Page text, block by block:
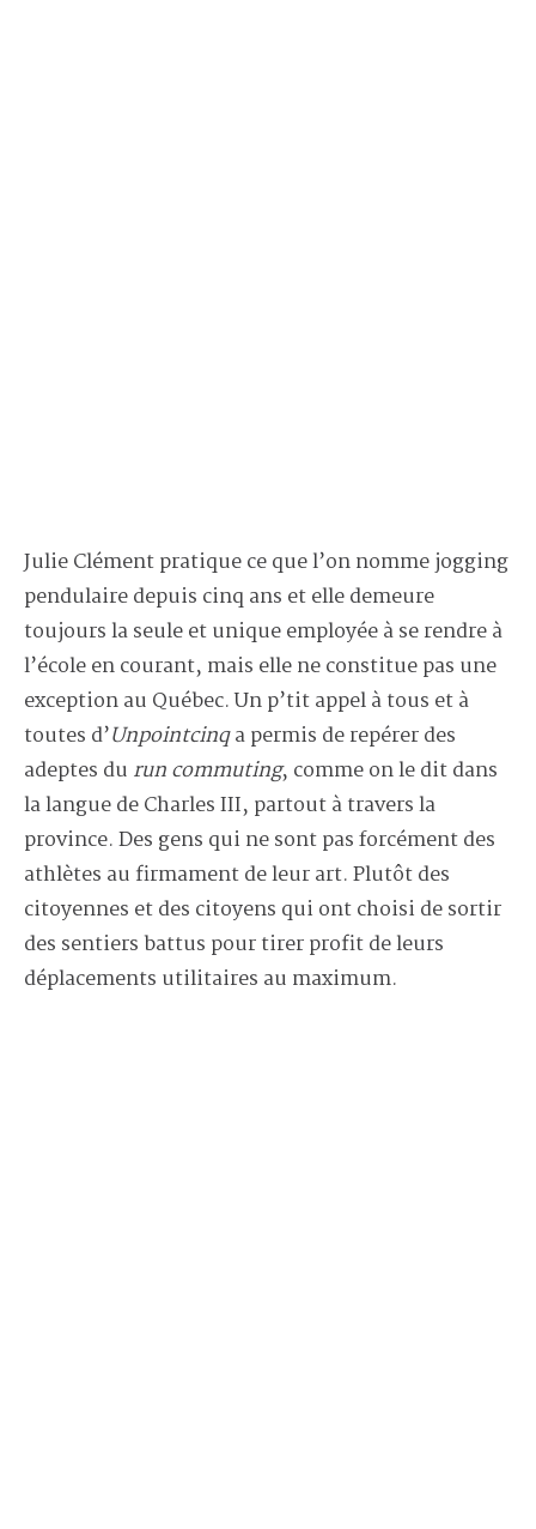
Julie Clément pratique ce que l’on nomme jogging
pendulaire depuis cinq ans et elle demeure
toujours la seule et unique employée à se rendre à
l’école en courant, mais elle ne constitue pas une
exception au Québec. Un p’tit appel à tous et à
toutes d’Unpointcinqa permis de repérer des
adeptes du run commuting, comme on le dit dans
la langue de Charles III, partout à travers la
province. Des gens qui ne sont pas forcément des
athlètes au firmament de leur art. Plutôt des
citoyennes et des citoyens qui ont choisi de sortir
des sentiers battus pour tirer profit de leurs
déplacements utilitaires au maximum.